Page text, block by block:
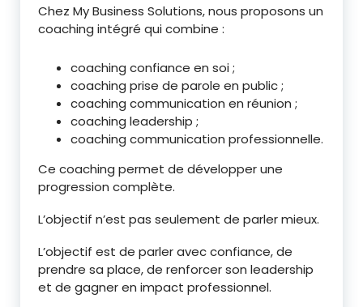
Chez My Business Solutions, nous proposons un
coaching intégré qui combine :
coaching confiance en soi ;
coaching prise de parole en public ;
coaching communication en réunion ;
coaching leadership ;
coaching communication professionnelle.
Ce coaching permet de développer une
progression complète.
L’objectif n’est pas seulement de parler mieux.
L’objectif est de parler avec confiance, de
prendre sa place, de renforcer son leadership
et de gagner en impact professionnel.